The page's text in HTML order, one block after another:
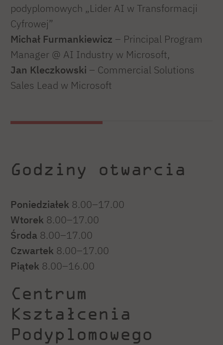
podyplomowych „Lider AI w Transformacji
Cyfrowej”
Michał Furmankiewicz – Principal Program
Manager @ AI Industry w Microsoft,
Jan Kleczkowski – Commercial Solutions
Sales Lead w Microsoft
Godziny otwarcia
Poniedziałek 8.00–17.00
Wtorek 8.00–17.00
Środa 8.00–17.00
Czwartek 8.00–17.00
Piątek 8.00–16.00
Centrum
Kształcenia
Podyplomowego